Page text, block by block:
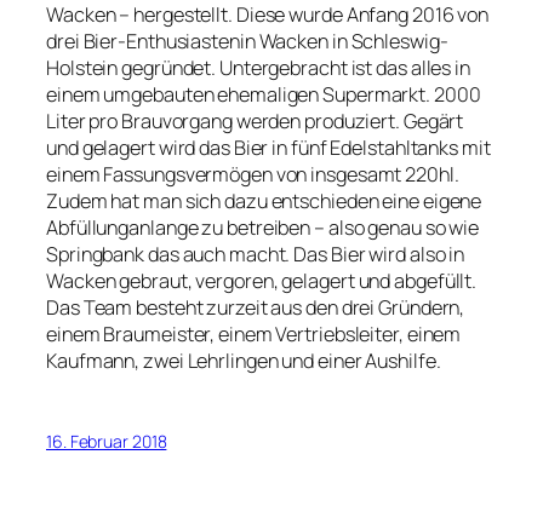
Wacken– hergestellt. Diese wurde Anfang 2016 von
drei Bier-EnthusiasteninWackenin Schleswig-
Holstein gegründet. Untergebracht ist das alles in
einem umgebauten ehemaligen Supermarkt. 2000
Liter pro Brauvorgang werden produziert. Gegärt
und gelagert wird das Bier in fünf Edelstahltanks mit
einem Fassungsvermögen von insgesamt 220hl.
Zudem hat man sich dazu entschieden eine eigene
Abfüllunganlangezu betreiben – also genau so wie
Springbank das auch macht. Das Bier wird also in
Wackengebraut, vergoren, gelagert und abgefüllt.
Das Team besteht zurzeit aus den drei Gründern,
einem Braumeister, einem Vertriebsleiter, einem
Kaufmann, zwei Lehrlingen und einer Aushilfe.
16. Februar 2018